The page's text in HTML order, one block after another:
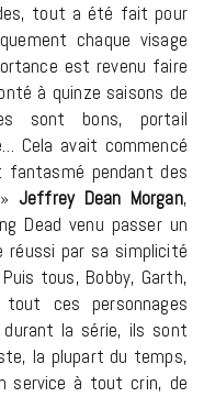
tout a été fait pour
chaque visage
est revenu faire
à quinze saisons de
sont bons, portail
Cela avait commencé
pendant des
Jeffrey Dean Morgan,
Dead venu passer un
par sa simplicité
tous, Bobby, Garth,
tout ces personnages
durant la série, ils sont
la plupart du temps,
service à tout crin, de